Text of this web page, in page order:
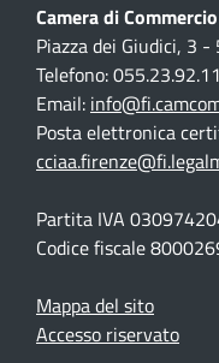
Camera di
Piazza dei Giudici, 3
Telefono: 055.23.92.11
Email:
Posta elettronica
Partita IVA
Codice fiscale
Mappa del sito
Accesso riservato